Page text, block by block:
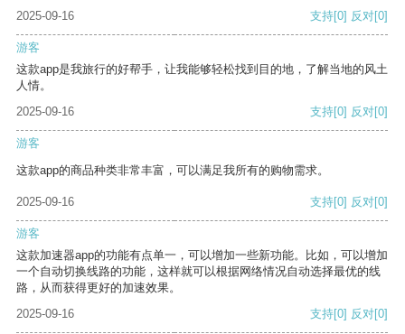
2025-09-16 支持[0] 反对[0]
游客
这款app是我旅行的好帮手，让我能够轻松找到目的地，了解当地的风土
人情。
2025-09-16
支持[0] 反对[0]
游客
这款app的商品种类非常丰富，可以满足我所有的购物需求。
2025-09-16 支持[0] 反对[0]
游客
这款加速器app的功能有点单一，可以增加一些新功能。比如，可以增加
一个自动切换线路的功能，这样就可以根据网络情况自动选择最优的线
路，从而获得更好的加速效果。
2025-09-16
支持[0] 反对[0]